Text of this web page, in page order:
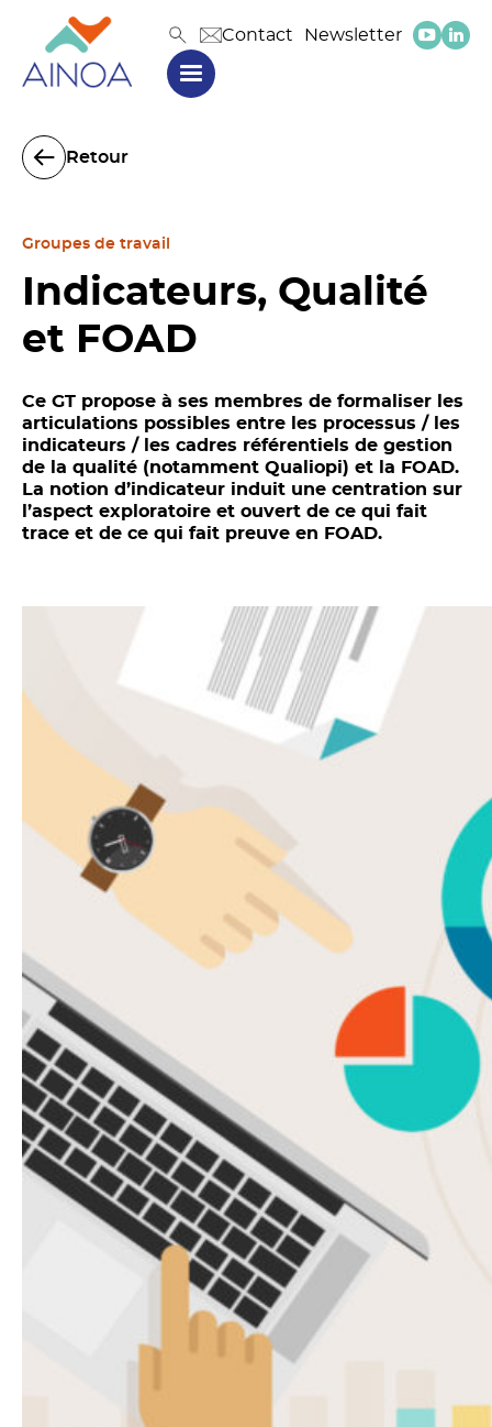
Contact Newsletter
Retour
Groupes de travail
Indicateurs, Qualité
et FOAD
Ce GT propose à ses membres de formaliser les
articulations possibles entre les processus / les
indicateurs / les cadres référentiels de gestion
de la qualité (notamment Qualiopi) et la FOAD.
La notion d’indicateur induit une centration sur
l’aspect exploratoire et ouvert de ce qui fait
trace et de ce qui fait preuve en FOAD.